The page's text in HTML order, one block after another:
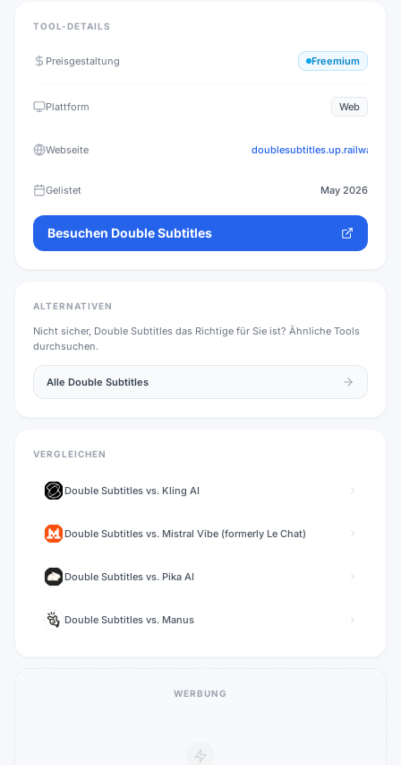
TOOL-DETAILS
Preisgestaltung Freemium
Plattform Web
Webseite doublesubtitles.up.railway.app
Gelistet May 2026
Besuchen Double Subtitles
ALTERNATIVEN
Nicht sicher, Double Subtitles das Richtige für Sie ist? Ähnliche Tools
durchsuchen.
Alle Double Subtitles
VERGLEICHEN
Double Subtitles vs. Kling AI
Double Subtitles vs. Mistral Vibe (formerly Le Chat)
Double Subtitles vs. Pika AI
Double Subtitles vs. Manus
WERBUNG